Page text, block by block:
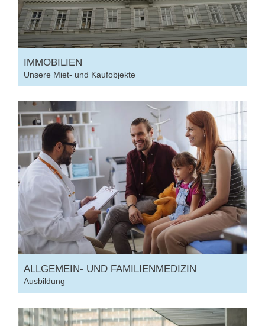
IMMOBILIEN
Unsere Miet- und Kaufobjekte
ALLGEMEIN- UND FAMILIENMEDIZIN
Ausbildung